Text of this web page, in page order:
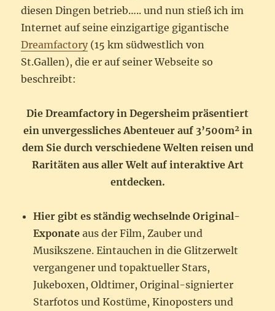
diesen Dingen betrieb….. und nun stieß ich im
Internet auf seine einzigartige gigantische
Dreamfactory (15 km südwestlich von
St.Gallen), die er auf seiner Webseite so
beschreibt:
Die Dreamfactory in Degersheim präsentiert
ein unvergessliches Abenteuer auf 3’500m² in
dem Sie durch verschiedene Welten reisen und
Raritäten aus aller Welt auf interaktive Art
entdecken.
Hier gibt es ständig wechselnde Original-
Exponate aus der Film, Zauber und
Musikszene. Eintauchen in die Glitzerwelt
vergangener und topaktueller Stars,
Jukeboxen, Oldtimer, Original-signierter
Starfotos und Kostüme, Kinoposters und